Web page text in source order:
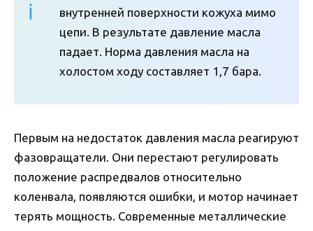
внутренней поверхности кожуха мимо
цепи. В результате давление масла
падает. Норма давления масла на
холостом ходу составляет 1,7 бара.
Первым на недостаток давления масла реагируют
фазовращатели. Они перестают регулировать
положение распредвалов относительно
коленвала, появляются ошибки, и мотор начинает
терять мощность. Современные металлические